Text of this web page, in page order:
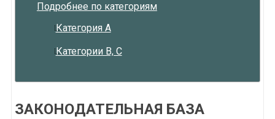
Подробнее по категориям
Категория А
Категории В, С
ЗАКОНОДАТЕЛЬНАЯ БАЗА